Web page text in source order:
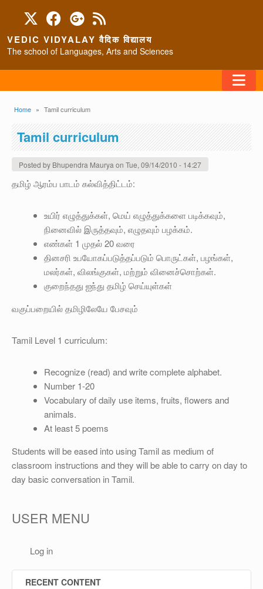
VEDIC VIDYALAY वैदिक विद्यालय
The school of Languages, Arts and Sciences
HOME
ABOUT/CONTACT
PROGRAMS
OTHER
REGISTRATION
Breadcrumb
Home Tamil curriculum
Tamil curriculum
Posted by Bhupendra Maurya on Tue, 09/14/2010 - 14:27
தமிழ் ஆரம்ப பாடம் கல்வித்திட்டம்:
உயிர் எழுத்துக்கள், மெய் எழுத்துக்களை படிக்கவும்,
நினைவில் இருத்தவும், எழுதவும் பழக்கம்.
எண்கள் 1 முதல் 20 வரை
தினசரி உபயோகப்படுத்தப்படும் பொருட்கள், பழங்கள்,
மலர்கள், விலங்குகள், மற்றும் வினைச்சொற்கள்.
குறைந்தது ஐந்து தமிழ் செய்யுள்கள்
வகுப்பறையில் தமிழிலேயே பேசவும்
Tamil Level 1 curriculum:
Recognize (read) and write complete alphabet.
Number 1-20
Vocabulary of daily use items, fruits, flowers and
animals.
At least 5 poems
Students will be eased into using Tamil as medium of
classroom instructions and they will be able to carry on day to
day basic conversation in Tamil.
USER MENU
Log in
RECENT CONTENT